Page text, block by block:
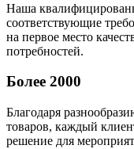
Наша
соответствующие
на первое место
потребностей.
Более 2000
Благодаря
товаров, каждый
решение для